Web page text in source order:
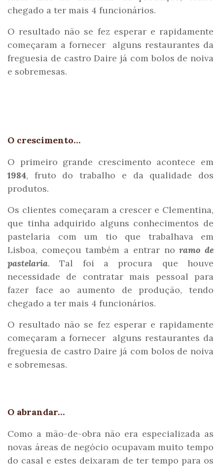
chegado a ter mais 4 funcionários.
O resultado não se fez esperar e rapidamente
começaram a fornecer alguns restaurantes da
freguesia de castro Daire já com bolos de noiva
e sobremesas.
O crescimento…
O primeiro grande crescimento acontece em
1984, fruto do trabalho e da qualidade dos
produtos.
Os clientes começaram a crescer e Clementina,
que tinha adquirido alguns conhecimentos de
pastelaria com um tio que trabalhava em
Lisboa, começou também a entrar noramo de
pastelaria. Tal foi a procura que houve
necessidade de contratar mais pessoal para
fazer face ao aumento de produção, tendo
chegado a ter mais 4 funcionários.
O resultado não se fez esperar e rapidamente
começaram a fornecer alguns restaurantes da
freguesia de castro Daire já com bolos de noiva
e sobremesas.
O abrandar…
Como a mão-de-obra não era especializada as
novas áreas de negócio ocupavam muito tempo
do casal e estes deixaram de ter tempo para os